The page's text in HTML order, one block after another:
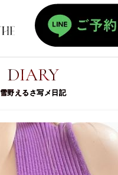
DIARY
雪野えるさ写メ日記